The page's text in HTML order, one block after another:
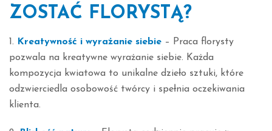
ZOSTAĆ FLORYSTĄ?
1. Kreatywność i wyrażanie siebie – Praca florysty
pozwala na kreatywne wyrażanie siebie. Każda
kompozycja kwiatowa to unikalne dzieło sztuki, które
odzwierciedla osobowość twórcy i spełnia oczekiwania
klienta.